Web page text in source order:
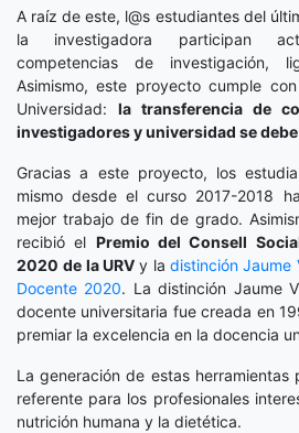
A raíz de este, l@s estudiantes del
la investigadora participan
competencias de investigación,
Asimismo, este proyecto cumple
Universidad: la transferencia de
investigadores y universidad se
Gracias a este proyecto, los
mismo desde el curso 2017-2018
mejor trabajo de fin de grado.
recibió el Premio del Consell
2020 de la URV y ladistinción Jaume
Docente 2020. La distinción Jaume
docente universitaria fue creada en
premiar la excelencia en la docencia
La generación de estas herramientas
referente para los profesionales
nutrición humana y la dietética.